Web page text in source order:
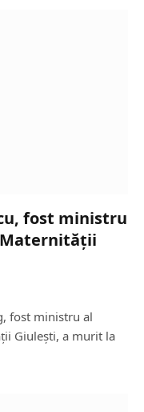
fost ministru
fost ministru al
Giulești, a murit la